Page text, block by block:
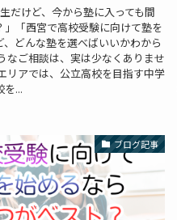
だけど、今から塾に入っても間
」「西宮で高校受験に向けて塾を
どんな塾を選べばいいかわから
なご相談は、実は少なくありませ
リアでは、公立高校を目指す中学
を...
ブログ記事